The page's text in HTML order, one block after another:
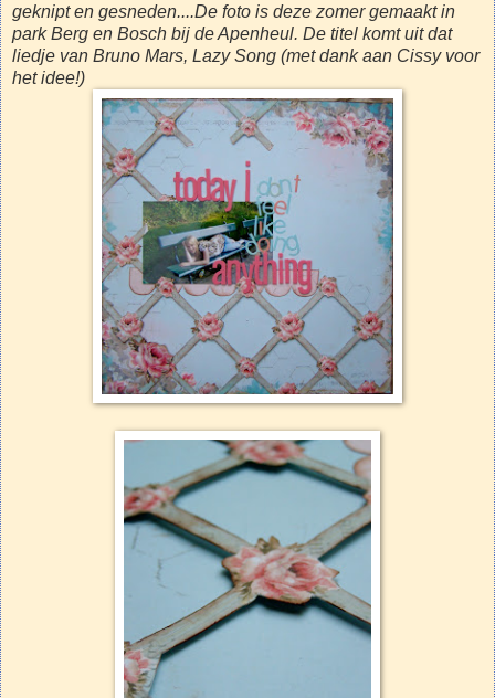
geknipt en gesneden....De foto is deze zomer gemaakt in
park Berg en Bosch bij de Apenheul. De titel komt uit dat
liedje van Bruno Mars, Lazy Song (met dank aan Cissy voor
het idee!)